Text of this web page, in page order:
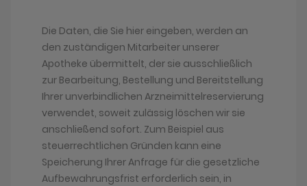
Die Daten, die Sie hier eingeben, werden an
den zuständigen Mitarbeiter unserer
Apotheke übermittelt, der sie ausschließlich
zur Bearbeitung, Bestellung und Bereitstellung
Ihrer unverbindlichen Arzneimittelreservierung
verwendet, soweit zulässig löschen wir sie
anschließend sofort. Zum Beispiel aus
steuerrechtlichen Gründen kann eine
Speicherung Ihrer Anfrage für die gesetzliche
Aufbewahrungsfrist erforderlich sein, in